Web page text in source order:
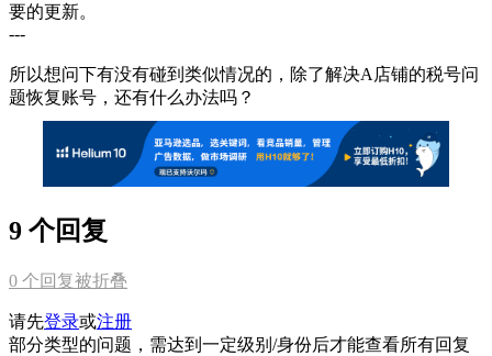
要的更新。
---
所以想问下有没有碰到类似情况的，除了解决A店铺的税号问
题恢复账号，还有什么办法吗？
9 个回复
0 个回复被折叠
请先登录或注册
部分类型的问题，需达到一定级别/身份后才能查看所有回复